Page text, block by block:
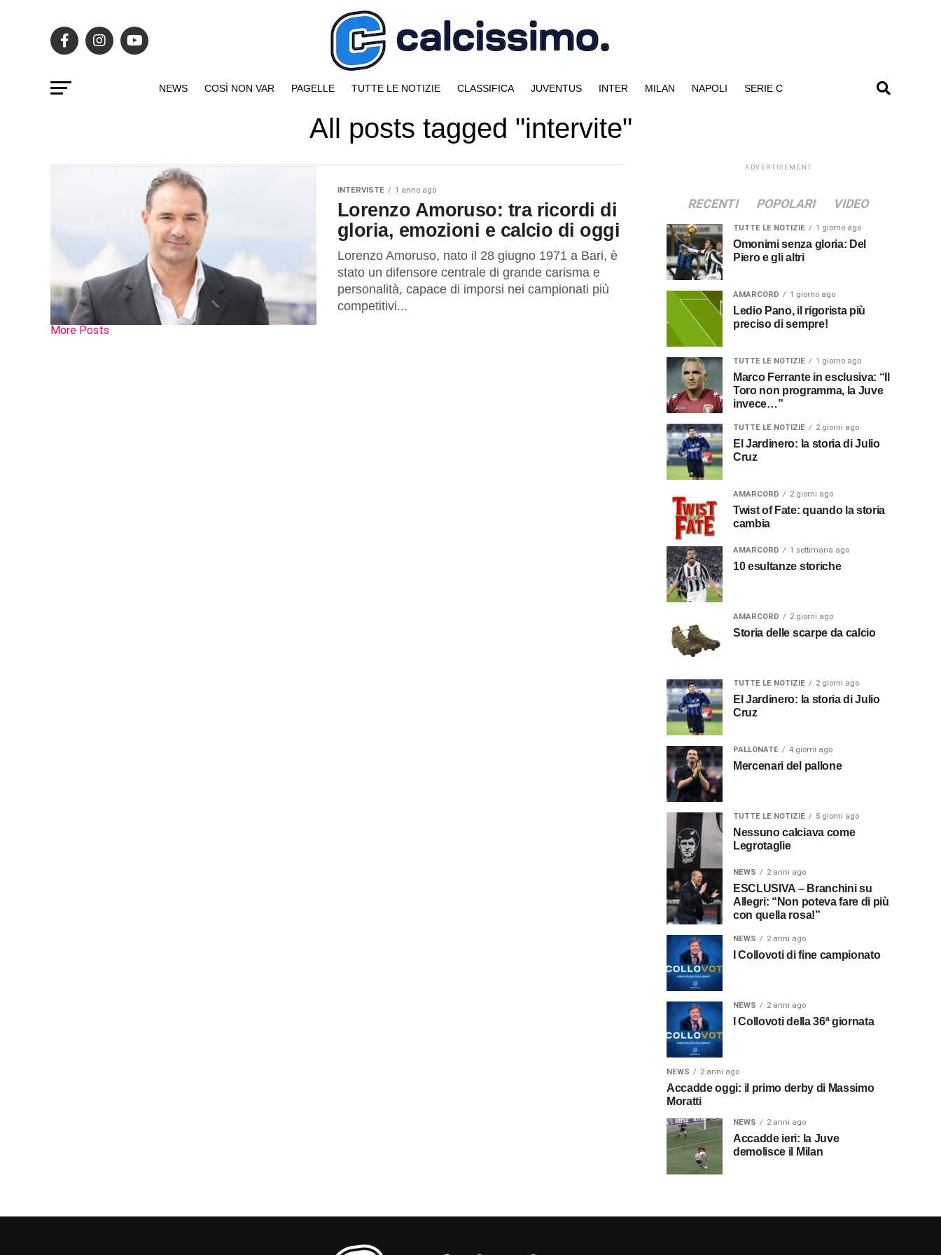
NEWS COSÌ NON VAR PAGELLE TUTTE LE NOTIZIE CLASSIFICA JUVENTUS INTER MILAN NAPOLI SERIE C
All posts tagged "intervite"
INTERVISTE 1 anno ago
Lorenzo Amoruso: tra ricordi di
gloria, emozioni e calcio di oggi
Lorenzo Amoruso, nato il 28 giugno 1971 a Bari, è
stato un difensore centrale di grande carisma e
personalità, capace di imporsi nei campionati più
competitivi...
More Posts
ADVERTISEMENT
RECENTI POPOLARI VIDEO
TUTTE LE NOTIZIE 1 giorno ago
Omonimi senza gloria: Del
Piero e gli altri
AMARCORD 1 giorno ago
Ledio Pano, il rigorista più
preciso di sempre!
TUTTE LE NOTIZIE 1 giorno ago
Marco Ferrante in esclusiva: “Il
Toro non programma, la Juve
invece…”
TUTTE LE NOTIZIE 2 giorni ago
El Jardinero: la storia di Julio
Cruz
AMARCORD 2 giorni ago
Twist of Fate: quando la storia
cambia
AMARCORD 1 settimana ago
10 esultanze storiche
AMARCORD 2 giorni ago
Storia delle scarpe da calcio
TUTTE LE NOTIZIE 2 giorni ago
El Jardinero: la storia di Julio
Cruz
PALLONATE 4 giorni ago
Mercenari del pallone
TUTTE LE NOTIZIE 5 giorni ago
Nessuno calciava come
Legrotaglie
NEWS 2 anni ago
ESCLUSIVA – Branchini su
Allegri: “Non poteva fare di più
con quella rosa!”
NEWS 2 anni ago
I Collovoti di fine campionato
NEWS 2 anni ago
I Collovoti della 36ª giornata
NEWS 2 anni ago
Accadde oggi: il primo derby di Massimo
Moratti
NEWS 2 anni ago
Accadde ieri: la Juve
demolisce il Milan